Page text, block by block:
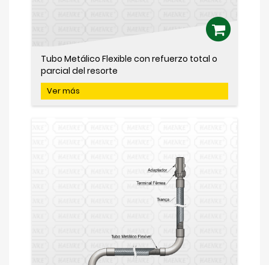
Tubo Metálico Flexible con refuerzo total o
parcial del resorte
Ver más